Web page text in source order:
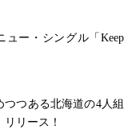
ュー・シングル「Keep
つある北海道の4人組
リース！